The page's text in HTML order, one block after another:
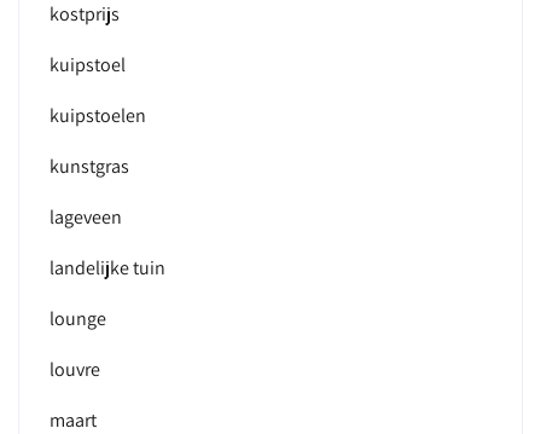
kostprijs
kuipstoel
kuipstoelen
kunstgras
lageveen
landelijke tuin
lounge
louvre
maart